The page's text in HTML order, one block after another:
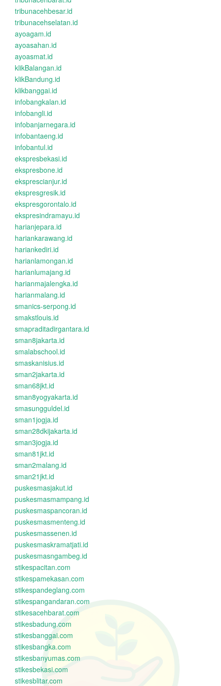
tribunacehbesar.id
tribunacehselatan.id
ayoagam.id
ayoasahan.id
ayoasmat.id
klikBalangan.id
klikBandung.id
klikbanggai.id
infobangkalan.id
infobangli.id
infobanjarnegara.id
infobantaeng.id
infobantul.id
ekspresbekasi.id
ekspresbone.id
eksprescianjur.id
ekspresgresik.id
ekspresgorontalo.id
ekspresindramayu.id
harianjepara.id
hariankarawang.id
hariankediri.id
harianlamongan.id
harianlumajang.id
harianmajalengka.id
harianmalang.id
smanics-serpong.id
smakstlouis.id
smapraditadirgantara.id
sman8jakarta.id
smalabschool.id
smaskanisius.id
sman2jakarta.id
sman68jkt.id
sman8yogyakarta.id
smasungguldel.id
sman1jogja.id
sman28dkijakarta.id
sman3jogja.id
sman81jkt.id
sman2malang.id
sman21jkt.id
puskesmasjakut.id
puskesmasmampang.id
puskesmaspancoran.id
puskesmasmenteng.id
puskesmassenen.id
puskesmaskramatjati.id
puskesmasngambeg.id
stikespacitan.com
stikespamekasan.com
stikespandeglang.com
stikespangandaran.com
stikesacehbarat.com
stikesbadung.com
stikesbanggai.com
stikesbangka.com
stikesbanyumas.com
stikesbekasi.com
stikesblitar.com